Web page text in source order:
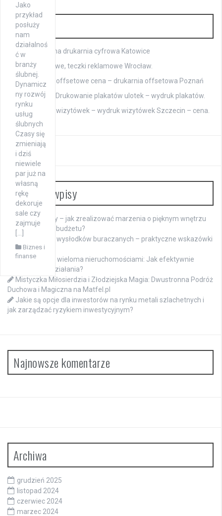
Jako
przykład
posłuży
nam
działalnoś
ć w
branży
ślubnej.
Dynamicz
ny rozwój
rynku
usług
ślubnych
Czasy się
zmieniają
i dziś
niewiele
par już na
własną
rękę
dekoruje
sale czy
zajmuje
[…]
Biznes i
finanse
Druk
Profesjonalna drukarnia cyfrowa Katowice
Teczki biurowe, teczki reklamowe Wrocław.
Drukowanie offsetowe cena – drukarnia offsetowa Poznań
Druk ulotek. Drukowanie plakatów ulotek – wydruk plakatów.
Drukowanie wizytówek – wydruk wizytówek Szczecin – cena.
Ostatnie wpisy
Meble na raty – jak zrealizować marzenia o pięknym wnętrzu
bez obciążania budżetu?
Namaczanie wysłodków buraczanych – praktyczne wskazówki
dla hodowców
Zarządzanie wieloma nieruchomościami: Jak efektywnie
koordynować działania?
Mistyczka Miłosierdzia i Złodziejska Magia: Dwustronna Podróż
Duchowa i Magiczna na Matfel.pl
Jakie są opcje dla inwestorów na rynku metali szlachetnych i
jak zarządzać ryzykiem inwestycyjnym?
Najnowsze komentarze
Archiwa
grudzień 2025
listopad 2024
czerwiec 2024
marzec 2024